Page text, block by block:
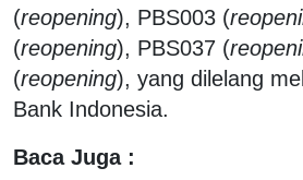
(reopening), PBS003 (
(reopening), PBS037 (
(reopening), yang dilelang
Bank Indonesia.
Baca Juga :